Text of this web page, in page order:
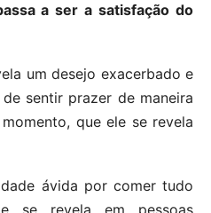
a ser a satisfação do
um desejo exacerbado e
sentir prazer de maneira
que ele se revela
ávida por comer tudo